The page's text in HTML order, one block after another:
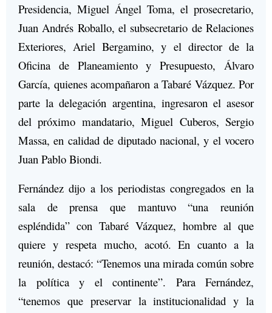
Presidencia, Miguel Ángel Toma, el prosecretario,
Juan Andrés Roballo, el subsecretario de Relaciones
Exteriores, Ariel Bergamino, y el director de la
Oficina de Planeamiento y Presupuesto, Álvaro
García, quienes acompañaron a Tabaré Vázquez. Por
parte la delegación argentina, ingresaron el asesor
del próximo mandatario, Miguel Cuberos, Sergio
Massa, en calidad de diputado nacional, y el vocero
Juan Pablo Biondi.
Fernández dijo a los periodistas congregados en la
sala de prensa que mantuvo “una reunión
espléndida” con Tabaré Vázquez, hombre al que
quiere y respeta mucho, acotó. En cuanto a la
reunión, destacó: “Tenemos una mirada común sobre
la política y el continente”. Para Fernández,
“tenemos que preservar la institucionalidad y la